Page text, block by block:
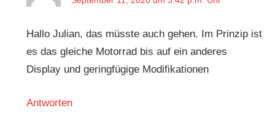
Hallo Julian, das müsste auch gehen. Im Prinzip ist
es das gleiche Motorrad bis auf ein anderes
Display und geringfügige Modifikationen
Antworten